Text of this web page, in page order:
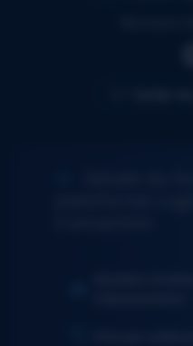
Montant
Solde
Détails du
plateforme
Nombre
Prix par